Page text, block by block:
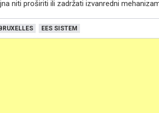
niti proširiti ili zadržati izvanredni
BRUXELLES EES SISTEM